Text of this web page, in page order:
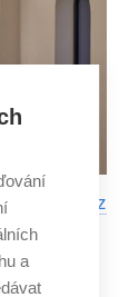
sochařce z
v
a